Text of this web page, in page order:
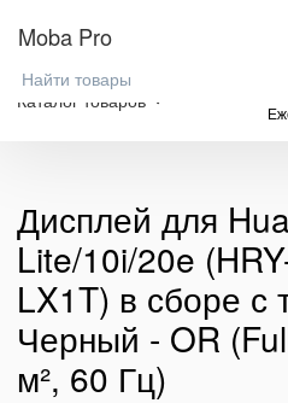
Moba Pro
Каталог товаров
Дисплей для
Lite/10i/20e
LX1T) в сборе с
Черный - OR
м², 60 Гц)